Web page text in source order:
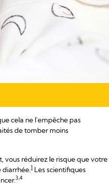
cela ne l'empêche pas
de tomber moins
vous réduirez le risque que votre
diarrhée.1 Les scientifiques
3,4